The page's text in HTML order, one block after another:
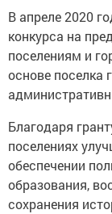
В апреле 2020
конкурса на
поселениям и
основе поселка
Благодаря
поселениях
обеспечении
образования,
сохранения